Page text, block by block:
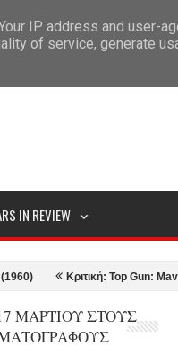
IN REVIEW
Κριτική: Top Gun: Maverick
ΜΑΡΤΙΟΥ ΣΤΟΥΣ
IP address and user-
of service, generate